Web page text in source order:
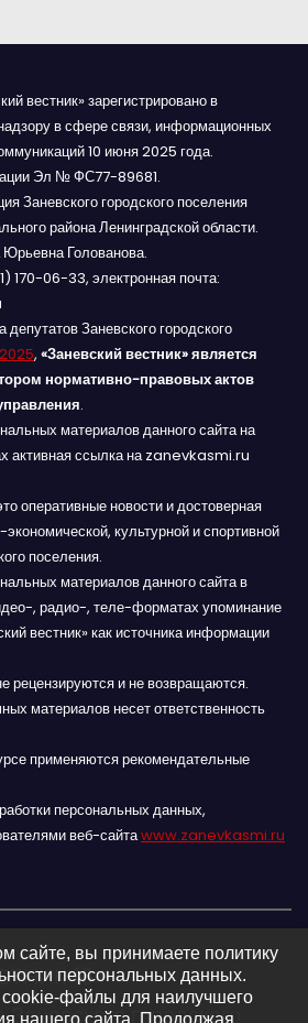
вестник» зарегистрировано в
в сфере связи, информационных
10 июня 2025 года.
Эл № ФС77-89681.
Заневского городского поселения
района Ленинградской области.
Голованова.
170-06-33, электронная почта:
Заневского городского
, «Заневский вестник» является
нормативно-правовых актов
.
материалов данного сайта на
активная ссылка на zanevkasmi.ru
оперативные новости и достоверная
культурной и спортивной
поселения.
материалов данного сайта в
, радио-, теле-форматах упоминание
вестник» как источника информации
рецензируются и не возвращаются.
материалов несет ответственность
применяются рекомендательные
персональных данных,
веб-сайтаwww.zanevkasmi.ru
16+
Заневского городского
сайте, вы принимаете политику
персональных данных.
файлы для наилучшего
нашего сайта. Продолжая